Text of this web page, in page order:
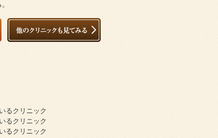
るクリニック
るクリニック
るクリニック